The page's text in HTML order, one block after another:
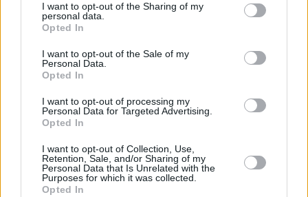
I want to opt-out of the Sharing of my
personal data.
Opted In
I want to opt-out of the Sale of my
Personal Data.
Opted In
I want to opt-out of processing my
Personal Data for Targeted Advertising.
Opted In
I want to opt-out of Collection, Use,
Retention, Sale, and/or Sharing of my
Personal Data that Is Unrelated with the
Purposes for which it was collected.
Opted In
αγελαδοτρόφοι. Το υπουργείο Ανάπτυξης θεωρεί ότι
αυτό το κλειστό σύστημα ενισχύεται με τον «κανόνα
των πέντε ημερών». Σκοπός των αλλαγών που
ανακοινώθηκαν είναι να ανοίξει η αγορά, να μπει στη
τιμές) και να μειωθούν οι επιστροφές ληγμένων.
Σύμφωνα με τον καθηγητή Θεόφιλο Μασούρα, είναι
αμφίβολο αν θα έχουν το επιθυμητό αποτέλεσμα.